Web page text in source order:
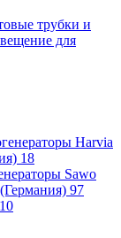
трубки и
для
Harvia
18
Sawo
97
10